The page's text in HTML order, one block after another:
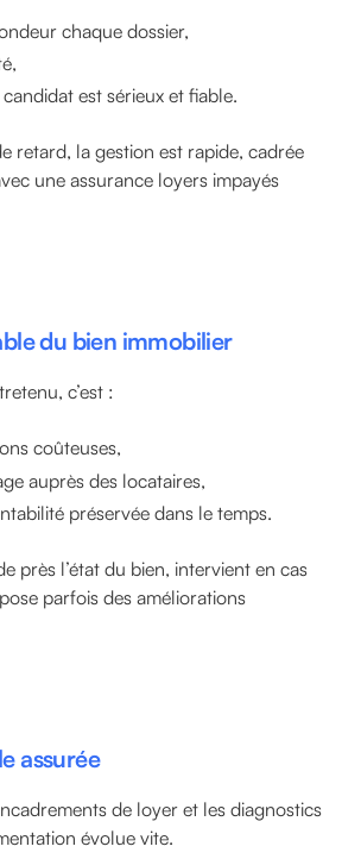
chaque dossier,
candidat est sérieux et fiable.
retard, la gestion est rapide, cadrée
une assurance loyers impayés
du bien immobilier
c’est :
coûteuses,
auprès des locataires,
préservée dans le temps.
près l’état du bien, intervient en cas
parfois des améliorations
assurée
de loyer et les diagnostics
évolue vite.